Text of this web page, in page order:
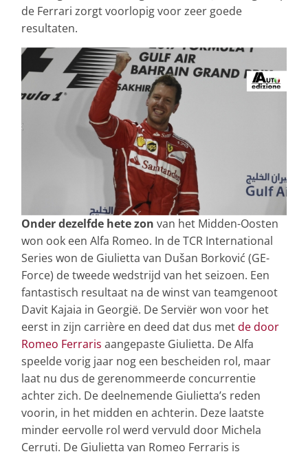
de Ferrari zorgt voorlopig voor zeer goede
resultaten.
Onder dezelfde hete zon van het Midden-Oosten
won ook een Alfa Romeo. In de TCR International
Series won de Giulietta van Dušan Borković (GE-
Force) de tweede wedstrijd van het seizoen. Een
fantastisch resultaat na de winst van teamgenoot
Davit Kajaia in Georgië. De Serviër won voor het
eerst in zijn carrière en deed dat dus metde door
Romeo Ferraris aangepaste Giulietta. De Alfa
speelde vorig jaar nog een bescheiden rol, maar
laat nu dus de gerenommeerde concurrentie
achter zich. De deelnemende Giulietta’s reden
voorin, in het midden en achterin. Deze laatste
minder eervolle rol werd vervuld door Michela
Cerruti. De Giulietta van Romeo Ferraris is